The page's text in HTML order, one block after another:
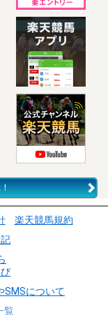
楽天競馬規約
SMSについて
覧